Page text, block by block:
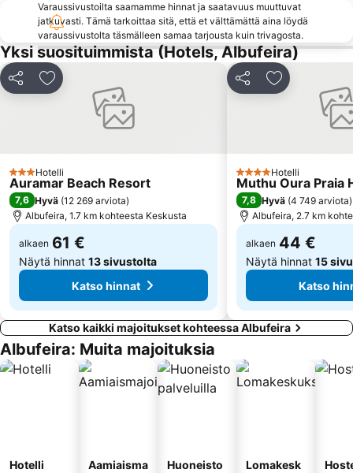
Culatra (Mar) Beach
Parque Natural da Ría Formosa
Fuseta(Mar) Beach
Almádena Beach
Areias de São João
Retail Park Albufeira
Praia da Quarteira
da Marinha
Praia de Três Irmãos
Varaussivustoilta saamamme hinnat ja saatavuus muuttuvat
jatkuvasti. Tämä tarkoittaa sitä, että et välttämättä aina löydä
varaussivustolta täsmälleen samaa tarjousta kuin trivagosta.
Yksi suosituimmista (Hotels, Albufeira)
Jaa Lisää suosikkeihin
3 Tähtiluokitus
Hotelli
Auramar Beach Resort
7,6 Hyvä (12 269 arviota)
Albufeira, 1.7 km kohteesta Keskusta
alkaen 61 €
Näytä hinnat 13 sivustolta
Katso hinnat
Jaa Lisää
4 Tähtiluokitus
Hotelli
Muthu Oura Praia
7,8 Hyvä (4 749 arviota)
Albufeira, 2.7 km
alkaen 44 €
Näytä hinnat 15
Katso
Katso kaikki majoitukset kohteessa Albufeira
Albufeira: Muita majoituksia
Hotelli
Aamiaisma
Huoneisto
Lomakesk